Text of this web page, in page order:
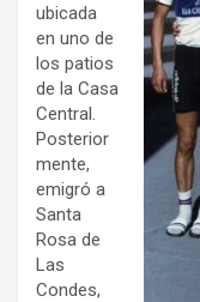
ubicada
en uno de
los patios
de la Casa
Central.
Posterior
mente,
emigró a
Santa
Rosa de
Las
Condes,